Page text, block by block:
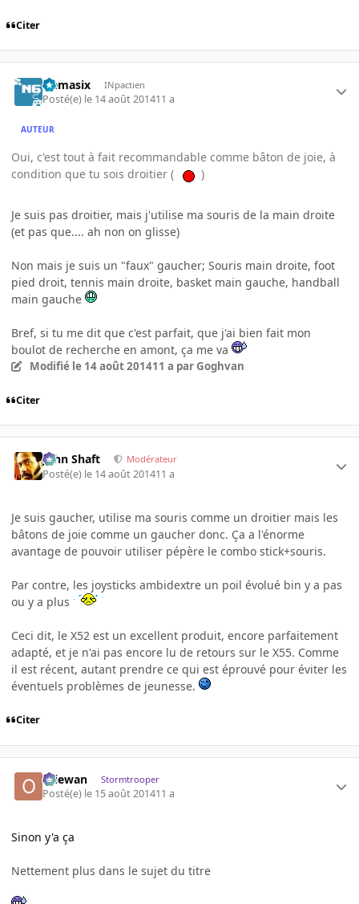
Citer
Nemasix INpactien
Posté(e) le 14 août 201411 a
AUTEUR
Oui, c'est tout à fait recommandable comme bâton de joie, à
condition que tu sois droitier (
)
Je suis pas droitier, mais j'utilise ma souris de la main droite
(et pas que.... ah non on glisse)
Non mais je suis un "faux" gaucher; Souris main droite, foot
pied droit, tennis main droite, basket main gauche, handball
main gauche
Bref, si tu me dit que c'est parfait, que j'ai bien fait mon
boulot de recherche en amont, ça me va
Modifié le 14 août 201411 a par Goghvan
Citer
John Shaft Modérateur
Posté(e) le 14 août 201411 a
Je suis gaucher, utilise ma souris comme un droitier mais les
bâtons de joie comme un gaucher donc. Ça a l'énorme
avantage de pouvoir utiliser pépère le combo stick+souris.
Par contre, les joysticks ambidextre un poil évolué bin y a pas
ou y a plus
Ceci dit, le X52 est un excellent produit, encore parfaitement
adapté, et je n'ai pas encore lu de retours sur le X55. Comme
il est récent, autant prendre ce qui est éprouvé pour éviter les
éventuels problèmes de jeunesse.
Citer
Oliewan Stormtrooper
Posté(e) le 15 août 201411 a
Sinon y'a ça
Nettement plus dans le sujet du titre